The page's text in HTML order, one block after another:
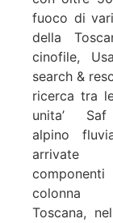
fuoco di
della
cinofile,
search &
ricerca tra
unita’
alpino
arrivate
colonna
Toscana,